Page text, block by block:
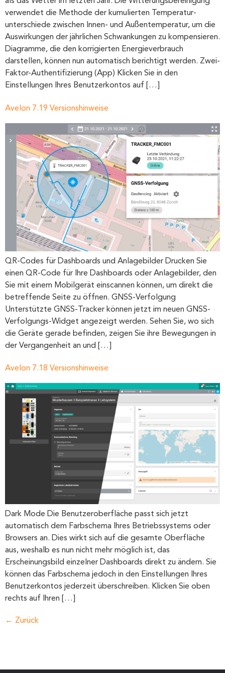
verwendet die Methode der kumulierten Temperatur­­
unterschiede zwischen Innen- und Außentemperatur, um die
Auswirkungen der jährlichen Schwankungen zu kompensieren.
Diagramme, die den korrigierten Energieverbrauch
darstellen, können nun automatisch berichtigt werden. Zwei-
Faktor-Authentifizierung (App) Klicken Sie in den
Einstellungen Ihres Benutzerkontos auf […]
Avelon 7.19 Versionshinweise
QR-Codes für Dashboards und Anlagebilder Drucken Sie
einen QR-Code für Ihre Dashboards oder Anlagebilder, den
Sie mit einem Mobilgerät einscannen können, um direkt die
betreffende Seite zu öffnen. GNSS-Verfolgung
Unterstützte GNSS-Tracker können jetzt im neuen GNSS-
Verfolgungs-Widget angezeigt werden. Sehen Sie, wo sich
die Geräte gerade befinden, zeigen Sie ihre Bewegungen in
der Vergangenheit an und […]
Avelon 7.18 Versionshinweise
Dark Mode Die Benutzeroberfläche passt sich jetzt
automatisch dem Farbschema Ihres Betriebssystems oder
Browsers an. Dies wirkt sich auf die gesamte Oberfläche
aus, weshalb es nun nicht mehr möglich ist, das
Erscheinungsbild einzelner Dashboards direkt zu ändern. Sie
können das Farbschema jedoch in den Einstellungen Ihres
Benutzerkontos jederzeit überschreiben. Klicken Sie oben
rechts auf Ihren […]
← Zurück